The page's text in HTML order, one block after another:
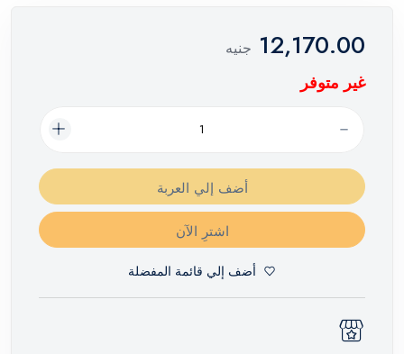
12,170.00 جنيه
غير متوفر
أضف إلي العربة
اشترِ الآن
أضف إلي قائمة المفضلة